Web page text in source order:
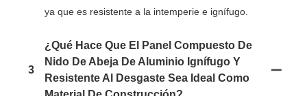
ya que es resistente a la intemperie e ignífugo.
3
¿Qué Hace Que El Panel Compuesto De
Nido De Abeja De Aluminio Ignífugo Y
Resistente Al Desgaste Sea Ideal Como